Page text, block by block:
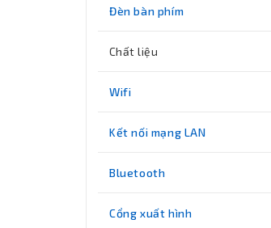
Đèn bàn phím
Chất liệu
Wifi
Kết nối mạng LAN
Bluetooth
Cổng xuất hình